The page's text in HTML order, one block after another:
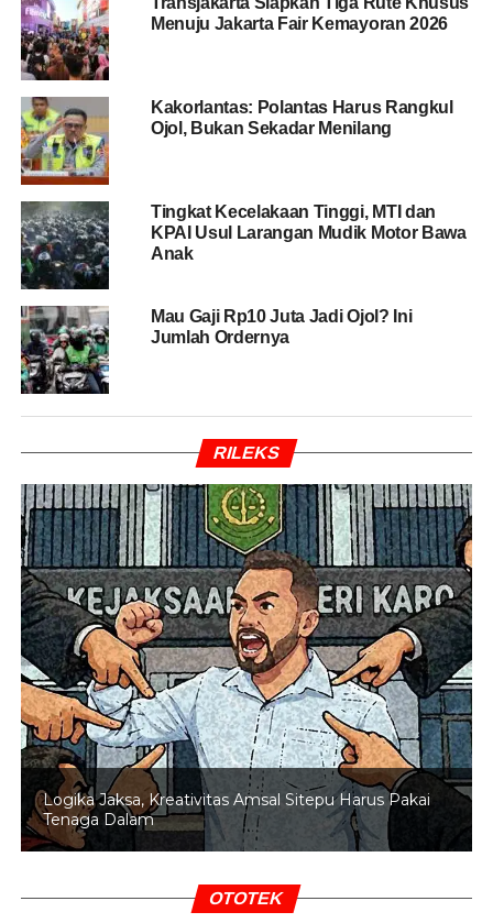
Tak sampai di situ, perjalanan Risma sempat terhenti di
pintu masuk hotel karena banyaknya simpatisan PDIP
yang menyapa, meminta bersalaman, bahkan berswafoto.
“Bu.. apa kabar bu? Sehat terus ya bu?” ucap beberapa
simpatisan sembari berebut bersalaman.
“Iya bu,Alhamdulillah
Risma.
Setelah itu, Risma kembali melanjutkan perjalanan dan
berhenti tepat di depan lobi hotel yang kemudian
menggunakan kursi roda menuju arena kongres.
“Sebenarnya sudah tidak apa-apa jalan, tapi masih
khawatir berdesakan dan terinjak,” katanya.
Pembukaan kongres PDIP dihadiri Presiden
Wapres Jusuf Kalla, Wapres RI Terpilih Ma’ruf Amin,
Ketua Umum Partai Koalisi Indonesia Kerja dan pimpinan
lembaga negara, termasuk Ketua Umum Gerindra
Prabowo Subiantosebagai tamu undangan yang
khusus diundang Megawati.
BACA JUGA Perintahkan Kader Jadi Koordinator
PKH, PKS: Langkah PDIP Tak Etis
Tampak pula sejumlah menteri kabinet kerja, antara lain
Menteri Koperasi dan UKM AA Ngurah Puspayoga,
Menteri Kelautan dan Perikanan Susi Pudjiastuti, Menko
Maritim Luhut Binsar Pandjaitan dan Menteri Tenaga
Kerja Muhamad Hanif Dhakiri.
Menuju Jakarta Fair Kemayoran 2026
Kakorlantas: Polantas Harus Rangkul
Ojol, Bukan Sekadar Menilang
Tingkat Kecelakaan Tinggi, MTI dan
KPAI Usul Larangan Mudik Motor Bawa
Anak
Mau Gaji Rp10 Juta Jadi Ojol? Ini
Jumlah Ordernya
RILEKS
Logika Jaksa, Kreativitas Amsal Sitepu Harus Pakai
Tenaga Dalam
OTOTEK